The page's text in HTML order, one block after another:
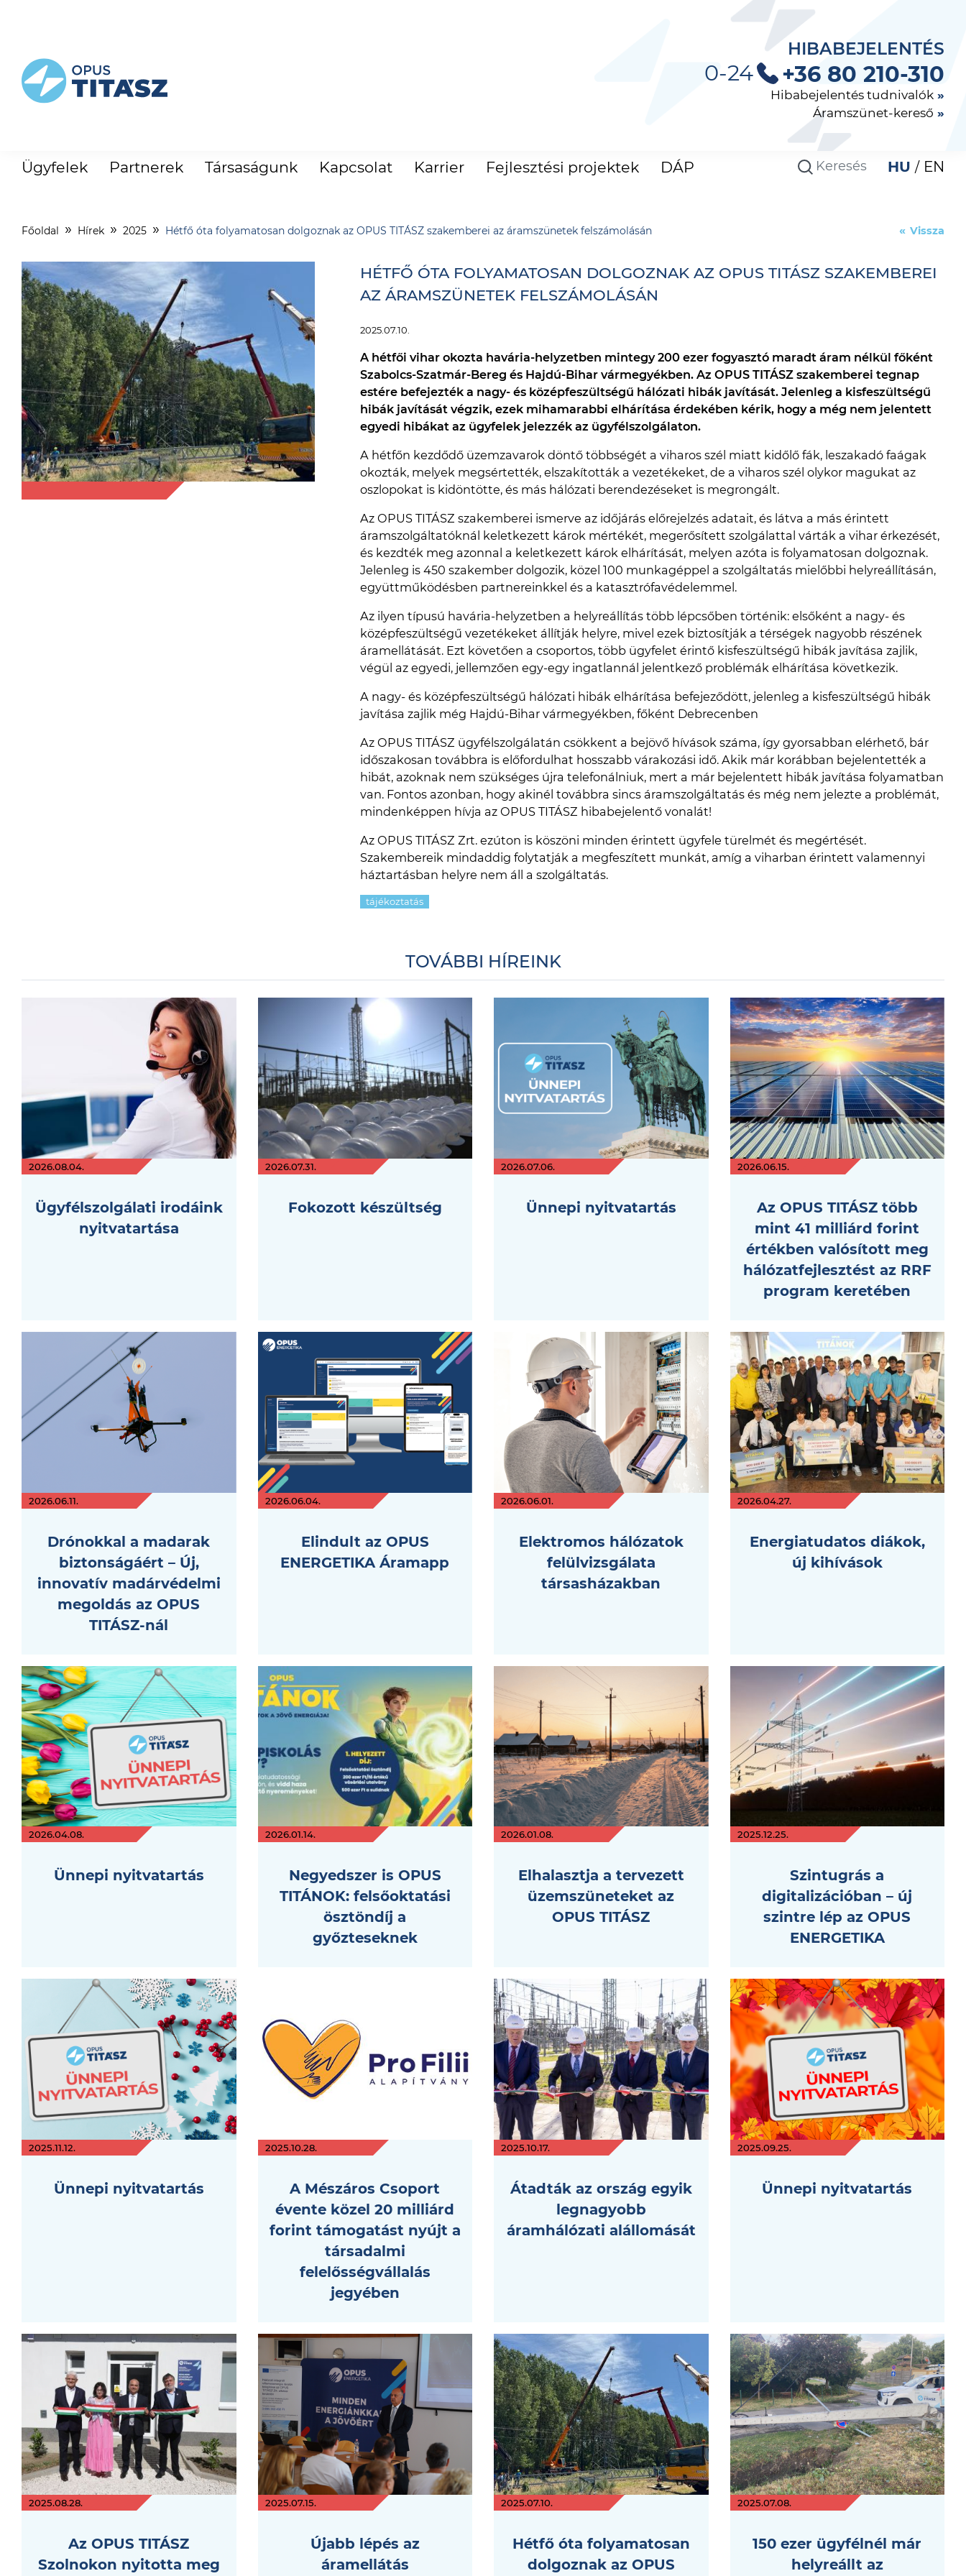
HIBABEJELENTÉS
0-24 +36 80 210-310
Hibabejelentés tudnivalók
Áramszünet-kereső
Ügyfelek Partnerek Társaságunk Kapcsolat Karrier Fejlesztési projektek DÁP HU EN
Főoldal Hírek 2025 Hétfő óta folyamatosan dolgoznak az OPUS TITÁSZ szakemberei az áramszünetek felszámolásán Vissza
HÉTFŐ ÓTA FOLYAMATOSAN DOLGOZNAK AZ OPUS TITÁSZ SZAKEMBEREI
AZ ÁRAMSZÜNETEK FELSZÁMOLÁSÁN
2025.07.10.
A hétfői vihar okozta havária-helyzetben mintegy 200 ezer fogyasztó maradt áram nélkül főként
Szabolcs-Szatmár-Bereg és Hajdú-Bihar vármegyékben. Az OPUS TITÁSZ szakemberei tegnap
estére befejezték a nagy- és középfeszültségű hálózati hibák javítását. Jelenleg a kisfeszültségű
hibák javítását végzik, ezek mihamarabbi elhárítása érdekében kérik, hogy a még nem jelentett
egyedi hibákat az ügyfelek jelezzék az ügyfélszolgálaton.
A hétfőn kezdődő üzemzavarok döntő többségét a viharos szél miatt kidőlő fák, leszakadó faágak
okozták, melyek megsértették, elszakították a vezetékeket, de a viharos szél olykor magukat az
oszlopokat is kidöntötte, és más hálózati berendezéseket is megrongált.
Az OPUS TITÁSZ szakemberei ismerve az időjárás előrejelzés adatait, és látva a más érintett
áramszolgáltatóknál keletkezett károk mértékét, megerősített szolgálattal várták a vihar érkezését,
és kezdték meg azonnal a keletkezett károk elhárítását, melyen azóta is folyamatosan dolgoznak.
Jelenleg is 450 szakember dolgozik, közel 100 munkagéppel a szolgáltatás mielőbbi helyreállításán,
együttműködésben partnereinkkel és a katasztrófavédelemmel.
Az ilyen típusú havária-helyzetben a helyreállítás több lépcsőben történik: elsőként a nagy- és
középfeszültségű vezetékeket állítják helyre, mivel ezek biztosítják a térségek nagyobb részének
áramellátását. Ezt követően a csoportos, több ügyfelet érintő kisfeszültségű hibák javítása zajlik,
végül az egyedi, jellemzően egy-egy ingatlannál jelentkező problémák elhárítása következik.
A nagy- és középfeszültségű hálózati hibák elhárítása befejeződött, jelenleg a kisfeszültségű hibák
javítása zajlik még Hajdú-Bihar vármegyékben, főként Debrecenben
Az OPUS TITÁSZ ügyfélszolgálatán csökkent a bejövő hívások száma, így gyorsabban elérhető, bár
időszakosan továbbra is előfordulhat hosszabb várakozási idő. Akik már korábban bejelentették a
hibát, azoknak nem szükséges újra telefonálniuk, mert a már bejelentett hibák javítása folyamatban
van. Fontos azonban, hogy akinél továbbra sincs áramszolgáltatás és még nem jelezte a problémát,
mindenképpen hívja az OPUS TITÁSZ hibabejelentő vonalát!
Az OPUS TITÁSZ Zrt. ezúton is köszöni minden érintett ügyfele türelmét és megértését.
Szakembereik mindaddig folytatják a megfeszített munkát, amíg a viharban érintett valamennyi
háztartásban helyre nem áll a szolgáltatás.
tájékoztatás
TOVÁBBI HÍREINK
2026.08.04.
Ügyfélszolgálati irodáink
nyitvatartása
2026.07.31.
Fokozott készültség
2026.07.06.
Ünnepi nyitvatartás
2026.06.15.
Az OPUS TITÁSZ több
mint 41 milliárd forint
értékben valósított meg
hálózatfejlesztést az RRF
program keretében
2026.06.11.
Drónokkal a madarak
biztonságáért – Új,
innovatív madárvédelmi
megoldás az OPUS
TITÁSZ-nál
2026.06.04.
Elindult az OPUS
ENERGETIKA Áramapp
2026.06.01.
Elektromos hálózatok
felülvizsgálata
társasházakban
2026.04.27.
Energiatudatos diákok,
új kihívások
2026.04.08.
Ünnepi nyitvatartás
2026.01.14.
Negyedszer is OPUS
TITÁNOK: felsőoktatási
ösztöndíj a
győzteseknek
2026.01.08.
Elhalasztja a tervezett
üzemszüneteket az
OPUS TITÁSZ
2025.12.25.
Szintugrás a
digitalizációban – új
szintre lép az OPUS
ENERGETIKA
2025.11.12.
Ünnepi nyitvatartás
2025.10.28.
A Mészáros Csoport
évente közel 20 milliárd
forint támogatást nyújt a
társadalmi
felelősségvállalás
jegyében
2025.10.17.
Átadták az ország egyik
legnagyobb
áramhálózati alállomását
2025.09.25.
Ünnepi nyitvatartás
2025.08.28.
Az OPUS TITÁSZ
Szolnokon nyitotta meg
2025.07.15.
Újabb lépés az
áramellátás
2025.07.10.
Hétfő óta folyamatosan
dolgoznak az OPUS
2025.07.08.
150 ezer ügyfélnél már
helyreállt az